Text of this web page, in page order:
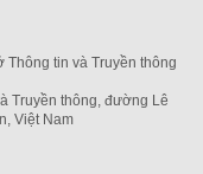
Thông tin và Truyền thông
Truyền thông, đường Lê
Việt Nam